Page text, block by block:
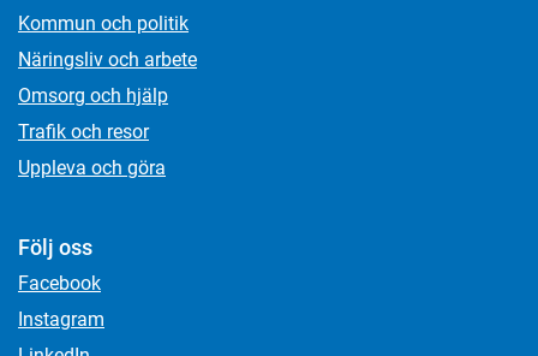
Kommun och politik
Näringsliv och arbete
Omsorg och hjälp
Trafik och resor
Uppleva och göra
Följ oss
Facebook
Instagram